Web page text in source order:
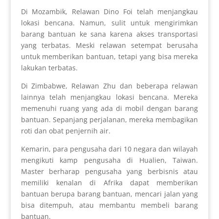
Di Mozambik, Relawan Dino Foi telah menjangkau
lokasi bencana. Namun, sulit untuk mengirimkan
barang bantuan ke sana karena akses transportasi
yang terbatas. Meski relawan setempat berusaha
untuk memberikan bantuan, tetapi yang bisa mereka
lakukan terbatas.
Di Zimbabwe, Relawan Zhu dan beberapa relawan
lainnya telah menjangkau lokasi bencana. Mereka
memenuhi ruang yang ada di mobil dengan barang
bantuan. Sepanjang perjalanan, mereka membagikan
roti dan obat penjernih air.
Kemarin, para pengusaha dari 10 negara dan wilayah
mengikuti kamp pengusaha di Hualien, Taiwan.
Master berharap pengusaha yang berbisnis atau
memiliki kenalan di Afrika dapat memberikan
bantuan berupa barang bantuan, mencari jalan yang
bisa ditempuh, atau membantu membeli barang
bantuan.